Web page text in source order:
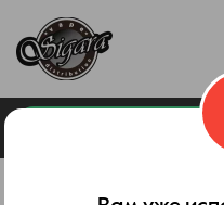
Каталог товаров